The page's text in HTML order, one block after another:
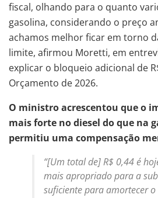
fiscal, olhando para o quanto
gasolina, considerando o preço
achamos melhor ficar em torno
limite, afirmou Moretti, em
explicar o bloqueio adicional de
Orçamento de 2026.
O ministro acrescentou que o
mais forte no diesel do que na
permitiu uma compensação
“[Um total de] R$ 0,44 é
mais apropriado para a
suficiente para amortecer